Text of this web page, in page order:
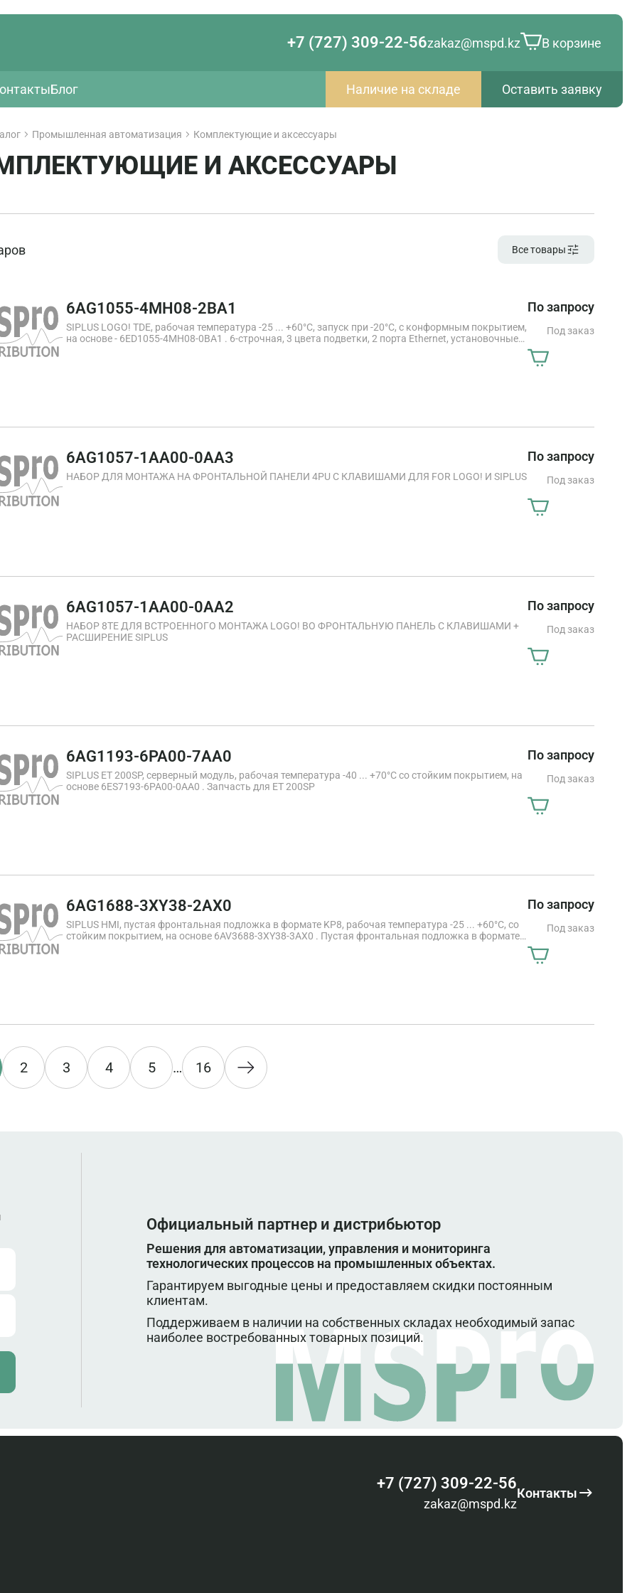
+7 (727) 309-22-56zakaz@mspd.kz В корзине
Блог Наличие на складе Оставить заявку
Промышленная автоматизация Комплектующие и аксессуары
И АКСЕССУАРЫ
Все товары
6AG1055-4MH08-2BA1
SIPLUS LOGO! TDE, рабочая температура -25 ... +60°C, запуск при -20°C, с конформным покрытием,
на основе - 6ED1055-4MH08-0BA1 . 6-строчная, 3 цвета подветки, 2 порта Ethernet, установочные
По запросу
Под заказ
6AG1057-1AA00-0AA3
НАБОР ДЛЯ МОНТАЖА НА ФРОНТАЛЬНОЙ ПАНЕЛИ 4PU С КЛАВИШАМИ ДЛЯ FOR LOGO! И SIPLUS
По запросу
Под заказ
6AG1057-1AA00-0AA2
НАБОР 8TE ДЛЯ ВСТРОЕННОГО МОНТАЖА LOGO! ВО ФРОНТАЛЬНУЮ ПАНЕЛЬ С КЛАВИШАМИ +
РАСШИРЕНИЕ SIPLUS
По запросу
Под заказ
6AG1193-6PA00-7AA0
SIPLUS ET 200SP, серверный модуль, рабочая температура -40 ... +70°C со стойким покрытием, на
основе 6ES7193-6PA00-0AA0 . Запчасть для ET 200SP
По запросу
Под заказ
6AG1688-3XY38-2AX0
SIPLUS HMI, пустая фронтальная подложка в формате KP8, рабочая температура -25 ... +60°C, со
стойким покрытием, на основе 6AV3688-3XY38-3AX0 . Пустая фронтальная подложка в формате
По запросу
Под заказ
2 3 4 5 … 16
Официальный партнер и дистрибьютор
Решения для автоматизации, управления и мониторинга
технологических процессов на промышленных объектах.
Гарантируем выгодные цены и предоставляем скидки постоянным
клиентам.
Поддерживаем в наличии на собственных складах необходимый запас
наиболее востребованных товарных позиций.
+7 (727) 309-22-56
zakaz@mspd.kz
Контакты